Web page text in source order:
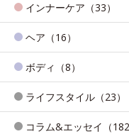
インナーケア（33）
ヘア（16）
ボディ（8）
ライフスタイル（23）
コラム&エッセイ（182